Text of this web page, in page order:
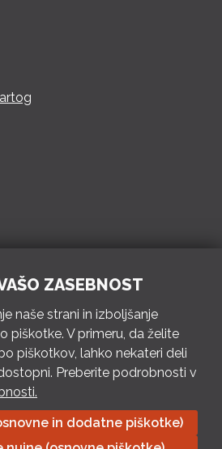
8 – 12 h
SI79128718 | IBAN: SI56 1010 0003
ZASEBNOST
naše strani in izboljšanje
piškotke. V primeru, da želite
piškotkov, lahko nekateri deli
Preberite podrobnosti v
in dodatne piškotke)